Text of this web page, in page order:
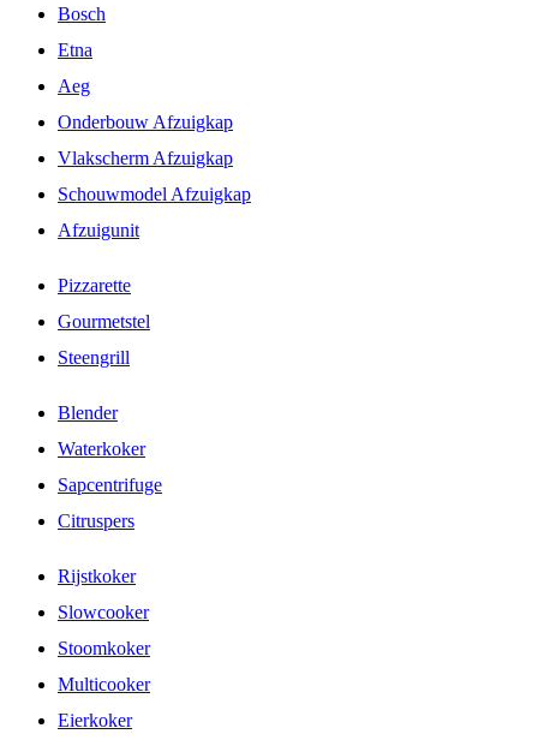
Bosch
Etna
Aeg
Onderbouw Afzuigkap
Vlakscherm Afzuigkap
Schouwmodel Afzuigkap
Afzuigunit
Pizzarette
Gourmetstel
Steengrill
Blender
Waterkoker
Sapcentrifuge
Citruspers
Rijstkoker
Slowcooker
Stoomkoker
Multicooker
Eierkoker